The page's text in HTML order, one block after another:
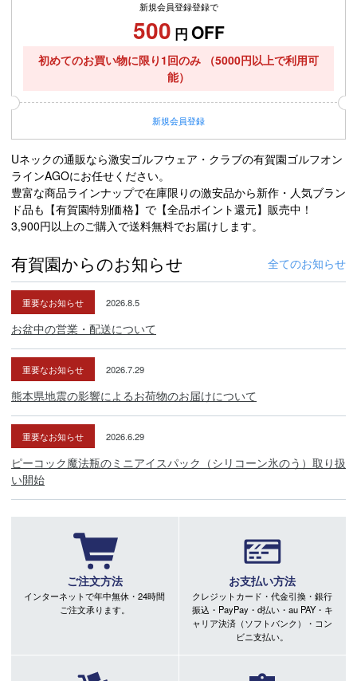
新規会員登録登録で
500 円 OFF
初めてのお買い物に限り1回のみ
（5000円以上で利用可
能）
新規会員登録
Uネックの通販なら激安ゴルフウェア・クラブの有賀園ゴルフオン
ラインAGOにお任せください。
豊富な商品ラインナップで在庫限りの激安品から新作・人気ブラン
ド品も【有賀園特別価格】で【全品ポイント還元】販売中！
3,900円以上のご購入で送料無料でお届けします。
有賀園からのお知らせ 全てのお知らせ
重要なお知らせ 2026.8.5
お盆中の営業・配送について
重要なお知らせ 2026.7.29
熊本県地震の影響によるお荷物のお届けについて
重要なお知らせ 2026.6.29
ピーコック魔法瓶のミニアイスパック（シリコーン氷のう）取り扱
い開始
ご注文方法
インターネットで年中無休・24時間
ご注文承ります。
お支払い方法
クレジットカード・代金引換・銀行
振込・PayPay・d払い・au PAY・キ
ャリア決済（ソフトバンク）・コン
ビニ支払い。